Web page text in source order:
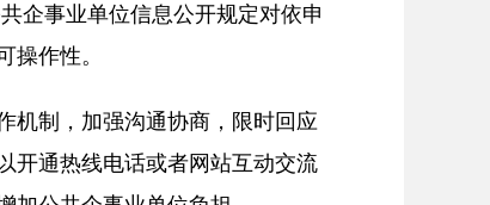
企事业单位信息公开规定对依申
操作性。
机制，加强沟通协商，限时回应
开通热线电话或者网站互动交流